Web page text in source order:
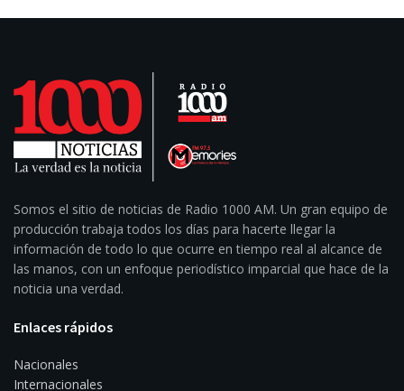
Somos el sitio de noticias de Radio 1000 AM. Un gran equipo de
producción trabaja todos los días para hacerte llegar la
información de todo lo que ocurre en tiempo real al alcance de
las manos, con un enfoque periodístico imparcial que hace de la
noticia una verdad.
Enlaces rápidos
Nacionales
Internacionales